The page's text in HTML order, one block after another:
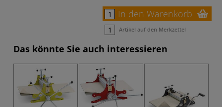
In den Warenkorb
Artikel auf den Merkzettel
Das könnte Sie auch interessieren